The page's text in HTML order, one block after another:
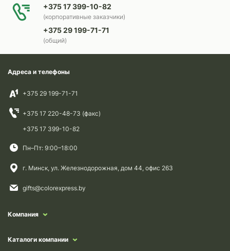
+375 17 399-10-82
(корпоративные заказчики)
+375 29 199-71-71
(общий)
Адреса и телефоны
+375 29 199-71-71
+375 17 220-48-73 (факс)
+375 17 399-10-82
Пн–Пт: 9:00–18:00
г. Минск, ул. Железнодорожная, дом 44, офис 263
gifts@colorexpress.by
Компания
Каталоги компании